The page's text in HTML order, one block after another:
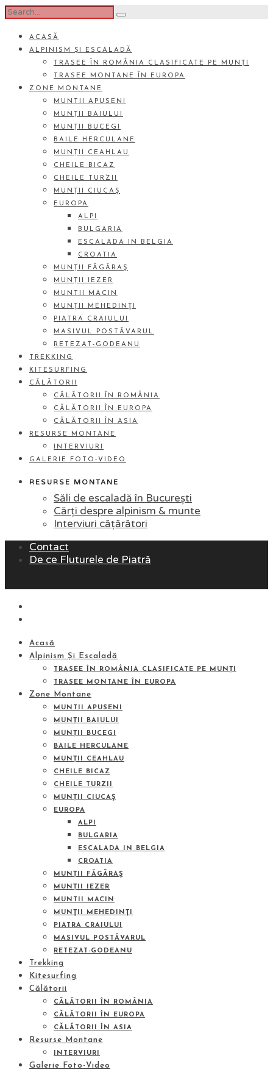
ACASĂ
ALPINISM ȘI ESCALADĂ
TRASEE ÎN ROMÂNIA CLASIFICATE PE MUNȚI
TRASEE MONTANE ÎN EUROPA
ZONE MONTANE
MUNTII APUSENI
MUNȚII BAIULUI
MUNȚII BUCEGI
BAILE HERCULANE
MUNȚII CEAHLAU
CHEILE BICAZ
CHEILE TURZII
MUNȚII CIUCAŞ
EUROPA
ALPI
BULGARIA
ESCALADA IN BELGIA
CROATIA
MUNȚII FĂGĂRAŞ
MUNȚII IEZER
MUNTII MACIN
MUNŢII MEHEDINŢI
PIATRA CRAIULUI
MASIVUL POSTĂVARUL
RETEZAT-GODEANU
TREKKING
KITESURFING
CĂLĂTORII
CĂLĂTORII ÎN ROMÂNIA
CĂLĂTORII ÎN EUROPA
CĂLĂTORII ÎN ASIA
RESURSE MONTANE
INTERVIURI
GALERIE FOTO-VIDEO
RESURSE MONTANE
Săli de escaladă în București
Cărți despre alpinism & munte
Interviuri cățărători
Contact
De ce Fluturele de Piatră
Acasă
Alpinism Și Escaladă
TRASEE ÎN ROMÂNIA CLASIFICATE PE MUNȚI
TRASEE MONTANE ÎN EUROPA
Zone Montane
MUNTII APUSENI
MUNȚII BAIULUI
MUNȚII BUCEGI
BAILE HERCULANE
MUNȚII CEAHLAU
CHEILE BICAZ
CHEILE TURZII
MUNȚII CIUCAŞ
EUROPA
ALPI
BULGARIA
ESCALADA IN BELGIA
CROATIA
MUNȚII FĂGĂRAŞ
MUNȚII IEZER
MUNTII MACIN
MUNŢII MEHEDINŢI
PIATRA CRAIULUI
MASIVUL POSTĂVARUL
RETEZAT-GODEANU
Trekking
Kitesurfing
Călătorii
CĂLĂTORII ÎN ROMÂNIA
CĂLĂTORII ÎN EUROPA
CĂLĂTORII ÎN ASIA
Resurse Montane
INTERVIURI
Galerie Foto-Video